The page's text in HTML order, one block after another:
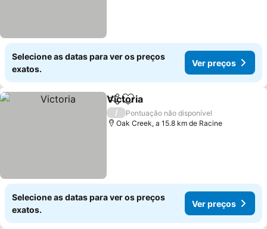
Selecione as datas para ver os preços
exatos.
Ver preços
PartilharAdicionar aos favoritos
Victoria
/
Pontuação não disponível
Oak Creek, a 15.8 km de Racine
Selecione as datas para ver os preços
exatos.
Ver preços